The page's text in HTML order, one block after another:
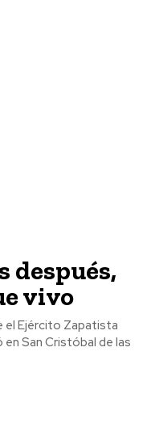
después,
vivo
San Cristóbal de las